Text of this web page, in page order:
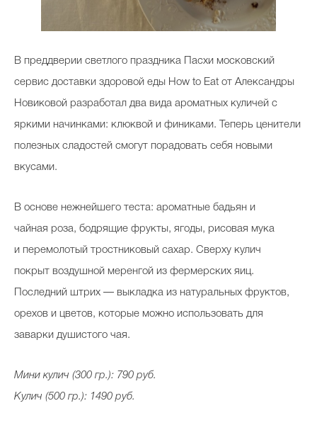
В преддверии светлого праздника Пасхи московский
сервис доставки здоровой еды How to Eat от Александры
Новиковой разработал два вида ароматных куличей с
яркими начинками: клюквой и финиками. Теперь ценители
полезных сладостей смогут порадовать себя новыми
вкусами.
В основе нежнейшего теста: ароматные бадьян и
чайная роза, бодрящие фрукты, ягоды, рисовая мука
и перемолотый тростниковый сахар. Сверху кулич
покрыт воздушной меренгой из фермерских яиц.
Последний штрих — выкладка из натуральных фруктов,
орехов и цветов, которые можно использовать для
заварки душистого чая.
Мини кулич (300 гр.): 790 руб.
Кулич (500 гр.): 1490 руб.